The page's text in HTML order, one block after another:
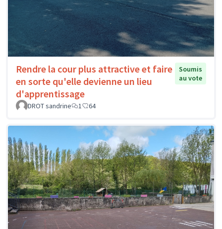
Rendre la cour plus attractive et faire
en sorte qu'elle devienne un lieu
d'apprentissage
Soumis
au vote
DROT sandrine 1 64